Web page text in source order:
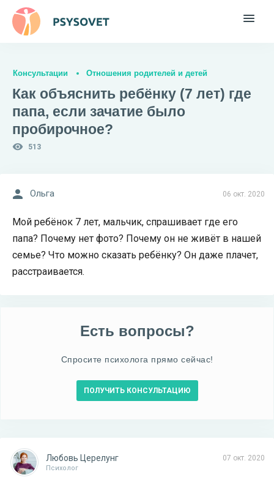
Консультации Отношения родителей и детей
Как объяснить ребёнку (7 лет) где
папа, если зачатие было
пробирочное?
513
06 окт. 2020
Ольга
Мой ребёнок 7 лет, мальчик, спрашивает где его
папа? Почему нет фото? Почему он не живёт в нашей
семье? Что можно сказать ребёнку? Он даже плачет,
расстраивается.
Есть вопросы?
Спросите психолога прямо сейчас!
ПОЛУЧИТЬ КОНСУЛЬТАЦИЮ
07 окт. 2020
Любовь Церелунг
Психолог